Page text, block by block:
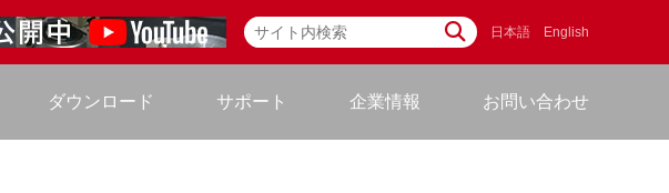
日本語 English
ダウンロード サポート 企業情報 お問い合わせ